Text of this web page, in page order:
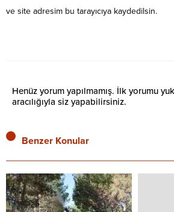
ve site adresim bu tarayıcıya kaydedilsin.
Henüz yorum yapılmamış. İlk yorumu
aracılığıyla siz yapabilirsiniz.
Benzer Konular